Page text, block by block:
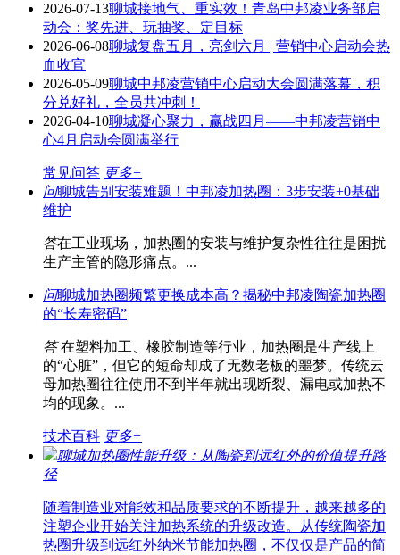
2026-07-13聊城接地气、重实效！青岛中邦凌业务部启
动会：奖先进、玩抽奖、定目标
2026-06-08聊城复盘五月，亮剑六月 | 营销中心启动会热
血收官
2026-05-09聊城中邦凌营销中心启动大会圆满落幕，积
分兑好礼，全员共冲刺！
2026-04-10聊城凝心聚力，赢战四月——中邦凌营销中
心4月启动会圆满举行
常见问答 更多+
问聊城告别安装难题！中邦凌加热圈：3步安装+0基础
维护
答在工业现场，加热圈的安装与维护复杂性往往是困扰
生产主管的隐形痛点。...
问聊城加热圈频繁更换成本高？揭秘中邦凌陶瓷加热圈
的“长寿密码”
答在塑料加工、橡胶制造等行业，加热圈是生产线上
的“心脏”，但它的短命却成了无数老板的噩梦。传统云
母加热圈往往使用不到半年就出现断裂、漏电或加热不
均的现象。...
技术百科 更多+
聊城加热圈性能升级：从陶瓷到远红外的价值提升路
径
随着制造业对能效和品质要求的不断提升，越来越多的
注塑企业开始关注加热系统的升级改造。从传统陶瓷加
热圈升级到远红外纳米节能加热圈，不仅仅是产品的简